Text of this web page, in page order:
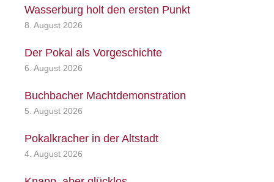
Wasserburg holt den ersten Punkt
8. August 2026
Der Pokal als Vorgeschichte
6. August 2026
Buchbacher Machtdemonstration
5. August 2026
Pokalkracher in der Altstadt
4. August 2026